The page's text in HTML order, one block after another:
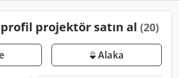
profil projektör satın al (20)
Alaka